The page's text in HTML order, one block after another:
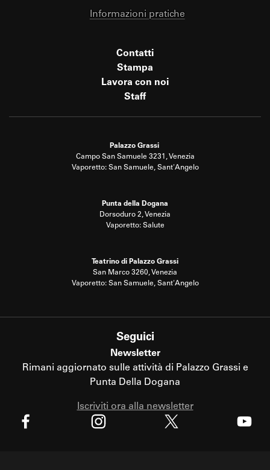
Informazioni pratiche
Contatti
Stampa
Lavora con noi
Staff
Palazzo Grassi
Campo San Samuele 3231, Venezia
Vaporetto: San Samuele, Sant'Angelo
Punta della Dogana
Dorsoduro 2, Venezia
Vaporetto: Salute
Teatrino di Palazzo Grassi
San Marco 3260, Venezia
Vaporetto: San Samuele, Sant'Angelo
Seguici
Newsletter
Rimani aggiornato sulle attività di Palazzo Grassi e
Punta Della Dogana
Iscriviti ora alla newsletter